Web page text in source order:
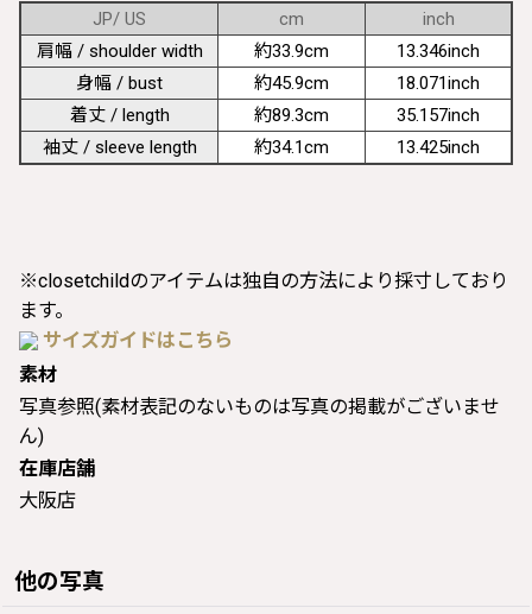
JP/ US cm
inch
肩幅 / shoulder width
約33.9cm
13.346inch
身幅 / bust
約45.9cm
18.071inch
着丈 / length
約89.3cm
35.157inch
袖丈 / sleeve length
約34.1cm 13.425inch
※closetchildのアイテムは独自の方法により採寸しており
ます。
サイズガイドはこちら
素材
写真参照(素材表記のないものは写真の掲載がございませ
ん)
在庫店舗
大阪店
他の写真